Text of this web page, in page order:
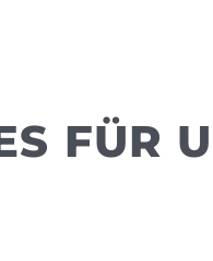
FÜR